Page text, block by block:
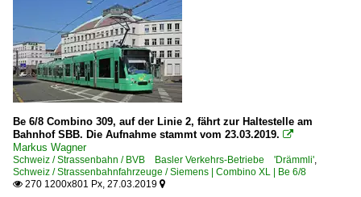
Be 6/8 Combino 309, auf der Linie 2, fährt zur Haltestelle am
Bahnhof SBB. Die Aufnahme stammt vom 23.03.2019. 
Markus Wagner
Schweiz / Strassenbahn / BVB Basler Verkehrs-Betriebe 'Drämmli',
Schweiz / Strassenbahnfahrzeuge / Siemens | Combino XL | Be 6/8
 270 1200x801 Px, 27.03.2019 